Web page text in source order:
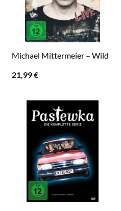
Michael Mittermeier – Wild
21,99€